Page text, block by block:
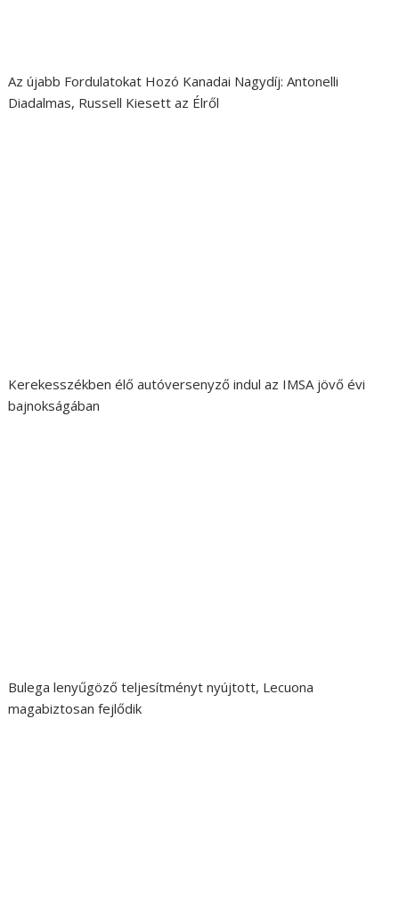
Az újabb Fordulatokat Hozó Kanadai Nagydíj: Antonelli
Diadalmas, Russell Kiesett az Élről
Kerekesszékben élő autóversenyző indul az IMSA jövő évi
bajnokságában
Bulega lenyűgöző teljesítményt nyújtott, Lecuona
magabiztosan fejlődik